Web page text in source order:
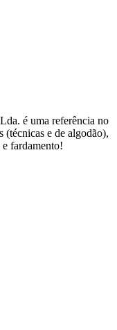
é uma referência no
(técnicas e de algodão),
fardamento!